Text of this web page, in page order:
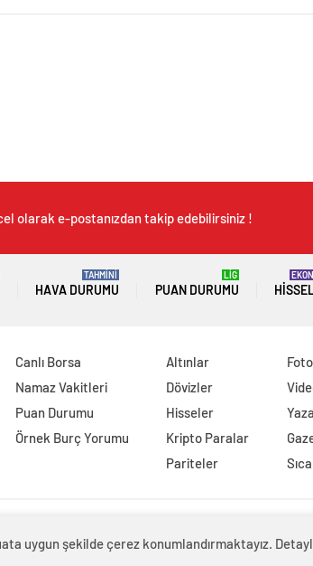
olarak e-postanızdan takip edebilirsiniz !
HAVA DURUMU
TAHMİNİ
PUAN DURUMU
LİG
Canlı Borsa
Namaz Vakitleri
Puan Durumu
Örnek Burç Yorumu
Altınlar
Dövizler
Hisseler
Kripto Paralar
Pariteler
uygun şekilde çerez konumlandırmaktayız.